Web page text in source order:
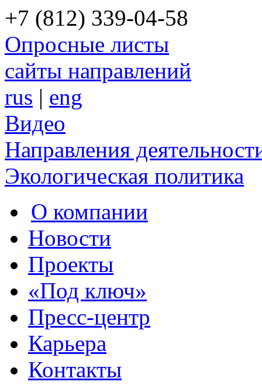
+7 (812) 339-04-58
Опросные листы
сайты направлений
rus | eng
Видео
Направления
Экологическая политика
О компании
Новости
Проекты
«Под ключ»
Пресс-центр
Карьера
Контакты